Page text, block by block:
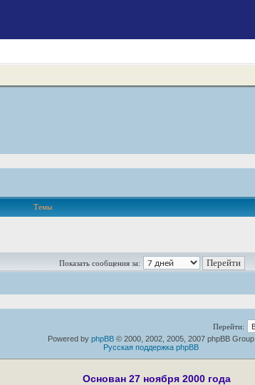
Темы
Показать сообщения за:
Перейти:
Powered by phpBB © 2000, 2002, 2005, 2007 phpBB Group
Русская поддержка phpBB
Основан 27 ноября 2000 года